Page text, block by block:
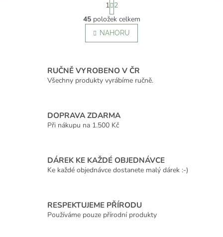
O
v
l
á
c
í
k
y
p
i
s
t
r
á
n
k
á
n
í
1 2
45položek celkem
NAHORU
RUČNĚ VYROBENO V ČR
Všechny produkty vyrábíme ručně.
DOPRAVA ZDARMA
Při nákupu na 1.500 Kč
DÁREK KE KAŽDÉ OBJEDNÁVCE
Ke každé objednávce dostanete malý dárek :-)
RESPEKTUJEME PŘÍRODU
Používáme pouze přírodní produkty